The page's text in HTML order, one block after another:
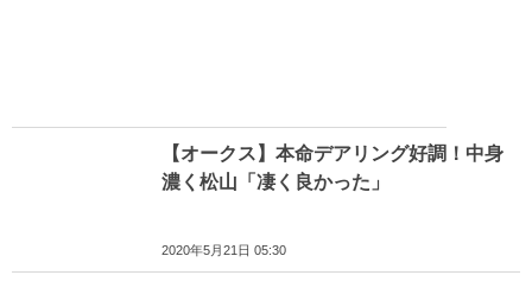
【オークス】本命デアリング好調！中身
濃く松山「凄く良かった」
2020年5月21日 05:30